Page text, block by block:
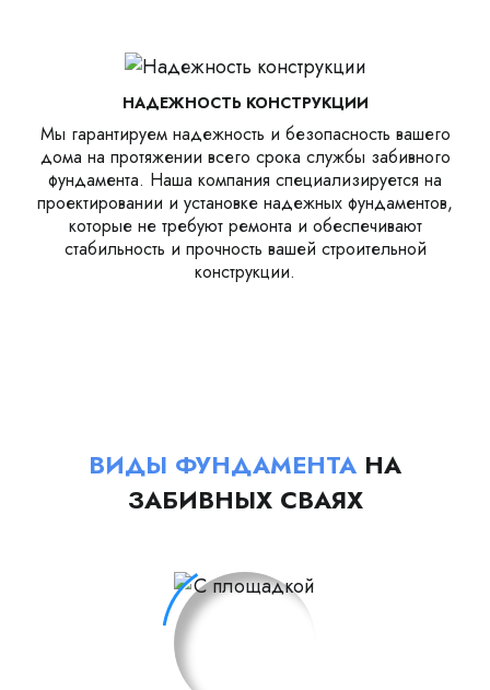
НАДЕЖНОСТЬ КОНСТРУКЦИИ
Мы гарантируем надежность и безопасность вашего
дома на протяжении всего срока службы забивного
фундамента. Наша компания специализируется на
проектировании и установке надежных фундаментов,
которые не требуют ремонта и обеспечивают
стабильность и прочность вашей строительной
конструкции.
ВИДЫ ФУНДАМЕНТА НА
ЗАБИВНЫХ СВАЯХ